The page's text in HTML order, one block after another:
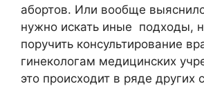
абортов. Или вообще
нужно искать иные подходы,
поручить консультирование
гинекологам медицинских
это происходит в ряде других